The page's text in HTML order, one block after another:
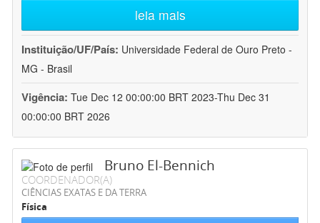
leia mais
Instituição/UF/País: Universidade Federal de Ouro Preto -
MG - Brasil
Vigência: Tue Dec 12 00:00:00 BRT 2023-Thu Dec 31
00:00:00 BRT 2026
Bruno El-Bennich
COORDENADOR(A)
CIÊNCIAS EXATAS E DA TERRA
Física